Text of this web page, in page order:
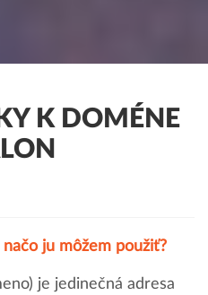
K DOMÉNE
ju môžem použiť?
je jedinečná adresa